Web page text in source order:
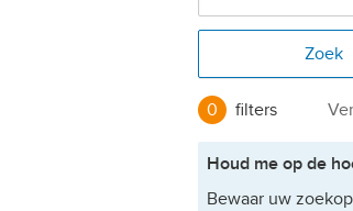
Zoek
0 filters
Houd me op de
Bewaar uw